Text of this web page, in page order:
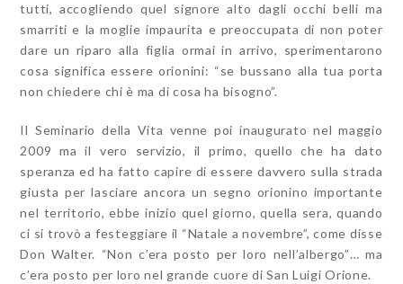
tutti, accogliendo quel signore alto dagli occhi belli ma
smarriti e la moglie impaurita e preoccupata di non poter
dare un riparo alla figlia ormai in arrivo, sperimentarono
cosa significa essere orionini: “se bussano alla tua porta
non chiedere chi è ma di cosa ha bisogno”.
Il Seminario della Vita venne poi inaugurato nel maggio
2009 ma il vero servizio, il primo, quello che ha dato
speranza ed ha fatto capire di essere davvero sulla strada
giusta per lasciare ancora un segno orionino importante
nel territorio, ebbe inizio quel giorno, quella sera, quando
ci si trovò a festeggiare il “Natale a novembre”, come disse
Don Walter. “Non c’era posto per loro nell’albergo”… ma
c’era posto per loro nel grande cuore di San Luigi Orione.